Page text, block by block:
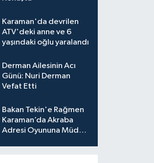
Karaman'da devrilen
ATV'deki anne ve 6
yaşındaki oğlu yaralandı
Derman Ailesinin Acı
Günü: Nuri Derman
Vefat Etti
Bakan Tekin'e Rağmen
Karaman’da Akraba
Adresi Oyununa Müdür